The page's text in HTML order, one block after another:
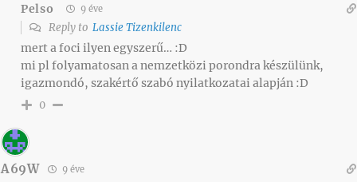
Pelso 9 éve
Reply to Lassie Tizenkilenc
mert a foci ilyen egyszerű… :D
mi pl folyamatosan a nemzetközi porondra készülünk,
igazmondó, szakértő szabó nyilatkozatai alapján :D
0
A69W 9 éve